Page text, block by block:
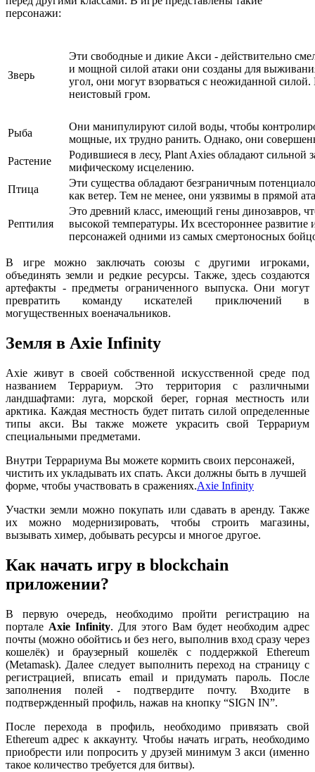
персонажи:
Зверь
Эти свободные и дикие Акси - действительно
и мощной силой атаки они созданы для
угол, они могут взорваться с неожиданной
неистовый гром.
Рыба
Они манипулируют силой воды, чтобы
мощные, их трудно ранить. Однако, они
Растение
Родившиеся в лесу, Plant Axies обладают сильной
мифическому исцелению.
Птица
Эти существа обладают безграничным
как ветер. Тем не менее, они уязвимы в прямой
Рептилия
Это древний класс, имеющий гены динозавров,
высокой температуры. Их всестороннее развитие
персонажей одними из самых смертоносных
В игре можно заключать союзы с другими игроками,
объединять земли и редкие ресурсы. Также, здесь создаются
артефакты - предметы ограниченного выпуска. Они могут
превратить команду искателей приключений в
могущественных военачальников.
Земля в Axie Infinity
Axie живут в своей собственной искусственной среде под
названием Террариум. Это территория с различными
ландшафтами: луга, морской берег, горная местность или
арктика. Каждая местность будет питать силой определенные
типы акси. Вы также можете украсить свой Террариум
специальными предметами.
Внутри Террариума Вы можете кормить своих персонажей,
чистить их укладывать их спать. Акси должны быть в лучшей
форме, чтобы участвовать в сражениях.Axie Infinity
Участки земли можно покупать или сдавать в аренду. Также
их можно модернизировать, чтобы строить магазины,
вызывать химер, добывать ресурсы и многое другое.
Как начать игру в blockchain
приложении?
В первую очередь, необходимо пройти регистрацию на
портале Axie Infinity. Для этого Вам будет необходим адрес
почты (можно обойтись и без него, выполнив вход сразу через
кошелёк) и браузерный кошелёк с поддержкой Ethereum
(Metamask). Далее следует выполнить переход на страницу с
регистрацией, вписать email и придумать пароль. После
заполнения полей - подтвердите почту. Входите в
подтвержденный профиль, нажав на кнопку “SIGN IN”.
После перехода в профиль, необходимо привязать свой
Ethereum адрес к аккаунту. Чтобы начать играть, необходимо
приобрести или попросить у друзей минимум 3 акси (именно
такое количество требуется для битвы).